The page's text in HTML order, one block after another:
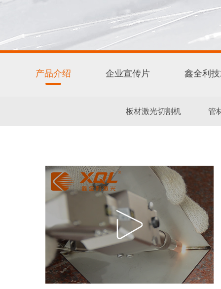
产品介绍 企业宣传片 鑫全利
板材激光切割机 管